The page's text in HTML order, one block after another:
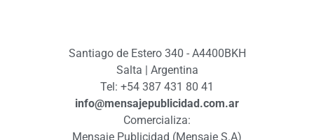
Santiago de Estero 340 - A4400BKH
Salta | Argentina
Tel: +54 387 431 80 41
info@mensajepublicidad.com.ar
Comercializa:
Mensaje Publicidad (Mensaje S.A)